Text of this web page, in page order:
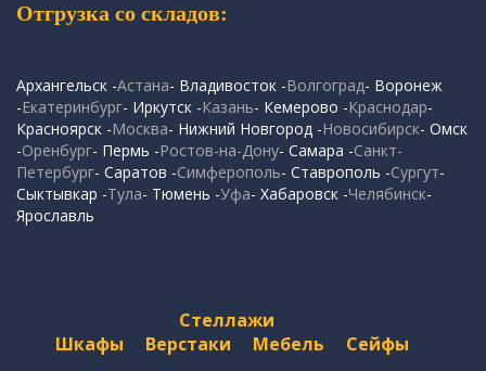
Отгрузка со складов:
Архангельск -Астана- Владивосток -Волгоград- Воронеж
-Екатеринбург- Иркутск -Казань- Кемерово -Краснодар-
Красноярск -Москва- Нижний Новгород -Новосибирск- Омск
-Оренбург- Пермь -Ростов-на-Дону- Самара -Санкт-
Петербург- Саратов -Симферополь- Ставрополь -Сургут-
Сыктывкар -Тула- Тюмень -Уфа- Хабаровск -Челябинск-
Ярославль
Стеллажи
Шкафы
Верстаки Мебель Сейфы